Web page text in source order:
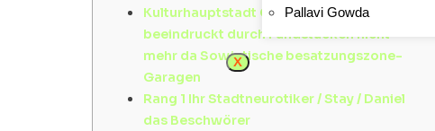
Pallavi Gowda
X
Kulturhauptstadt Chemnitz: Künstler
beeindruckt durch Fundstücken nicht
mehr da Sowjetische besatzungszone-
Garagen
Rang 1 Ihr Stadtneurotiker / Stay / Daniel
das Beschwörer